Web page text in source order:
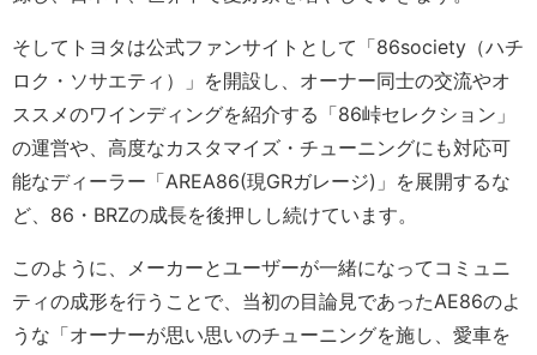
そしてトヨタは公式ファンサイトとして「86society（ハチ
ロク・ソサエティ）」を開設し、オーナー同士の交流やオ
ススメのワインディングを紹介する「86峠セレクション」
の運営や、高度なカスタマイズ・チューニングにも対応可
能なディーラー「AREA86(現GRガレージ)」を展開するな
ど、86・BRZの成長を後押しし続けています。
このように、メーカーとユーザーが一緒になってコミュニ
ティの成形を行うことで、当初の目論見であったAE86のよ
うな「オーナーが思い思いのチューニングを施し、愛車を